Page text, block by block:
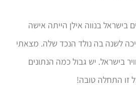
בנווה אילן הייתה אישה
לשנה בה נולד הנכד שלה. מצאתי
בישראל. יש גבול כמה הנתונים
זו התחלה טובה!